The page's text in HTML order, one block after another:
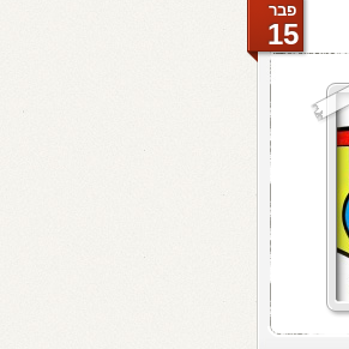
פבר
15